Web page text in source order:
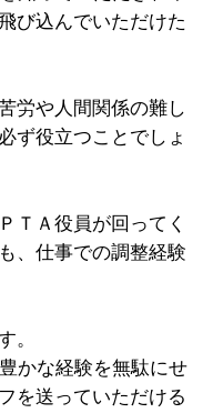
び込んでいただけた
労や人間関係の難し
ず役立つことでしょ
ＴＡ役員が回ってく
、仕事での調整経験
。
かな経験を無駄にせ
を送っていただける